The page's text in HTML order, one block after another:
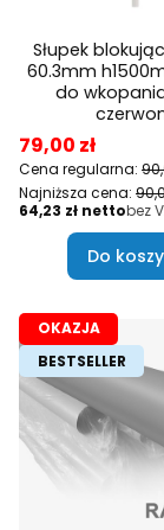
Słupek
60.3mm
do
Cena
79,00 zł
Cena regularna:
Najniższa cena:
Cena
64,23 zł bez
Do
OKAZJA
BESTSELLER